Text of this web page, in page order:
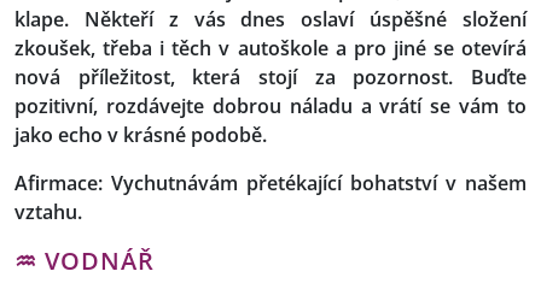
klape. Někteří z vás dnes oslaví úspěšné složení
zkoušek, třeba i těch v autoškole a pro jiné se otevírá
nová příležitost, která stojí za pozornost. Buďte
pozitivní, rozdávejte dobrou náladu a vrátí se vám to
jako echo v krásné podobě.
Afirmace: Vychutnávám přetékající bohatství v našem
vztahu.
♒ VODNÁŘ